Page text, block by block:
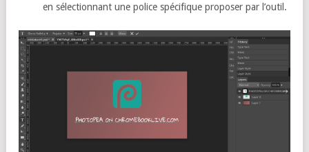
en sélectionnant une police spécifique proposer par l’outil.